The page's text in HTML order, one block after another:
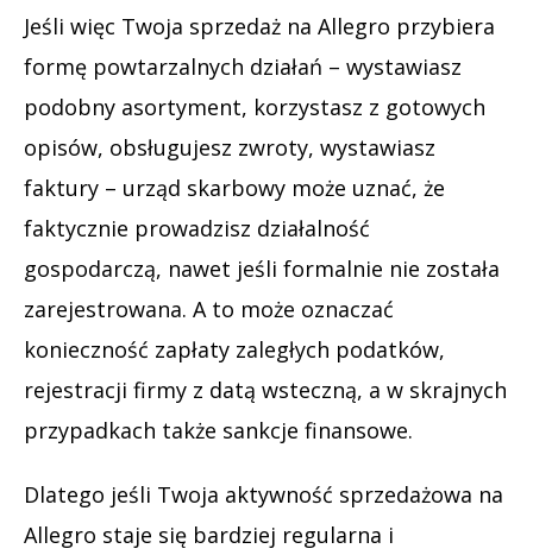
Jeśli więc Twoja sprzedaż na Allegro przybiera
formę powtarzalnych działań – wystawiasz
podobny asortyment, korzystasz z gotowych
opisów, obsługujesz zwroty, wystawiasz
faktury – urząd skarbowy może uznać, że
faktycznie prowadzisz działalność
gospodarczą, nawet jeśli formalnie nie została
zarejestrowana. A to może oznaczać
konieczność zapłaty zaległych podatków,
rejestracji firmy z datą wsteczną, a w skrajnych
przypadkach także sankcje finansowe.
Dlatego jeśli Twoja aktywność sprzedażowa na
Allegro staje się bardziej regularna i